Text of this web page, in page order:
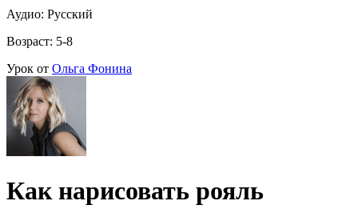
Аудио: Русский
Возраст: 5-8
Урок от Ольга Фонина
Как нарисовать рояль